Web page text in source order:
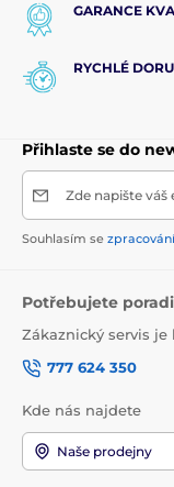
GARANCE
RYCHLÉ
Přihlaste se do
Zde napište váš
Souhlasím se
Potřebujete
Zákaznický servis je
777 624 350
Kde nás najdete
Naše prodejny